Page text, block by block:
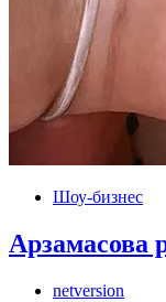
Шоу-бизнес
Арзамасова
netversion